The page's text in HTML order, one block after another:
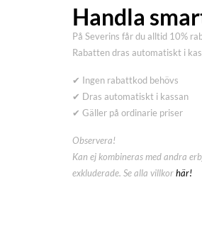
Handla
På Severins får du alltid 10%
Rabatten dras automatiskt i
✔ Ingen rabattkod behövs
✔ Dras automatiskt i kassan
✔ Gäller på ordinarie priser
Observera!
Kan ej kombineras med andra
exkluderade. Se alla villkorhär!